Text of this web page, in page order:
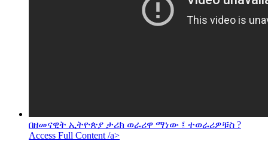
በዘመናዊት ኢትዮጵያ ታሪክ ወራሪዋ ማነው ፤ ተወራሪዎቹስ ?
Access Full Content /a>